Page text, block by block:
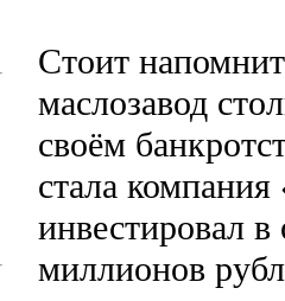
Стоит
маслозавод
своём
стала
инвестировал
миллионов